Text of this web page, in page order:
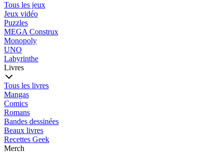
Tous les jeux
Jeux vidéo
Puzzles
MEGA Construx
Monopoly
UNO
Labyrinthe
Livres
Tous les livres
Mangas
Comics
Romans
Bandes dessinées
Beaux livres
Recettes Geek
Merch